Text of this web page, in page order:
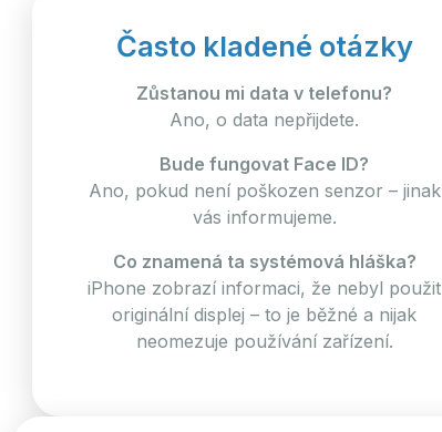
Často kladené otázky
Zůstanou mi data v telefonu?
Ano, o data nepřijdete.
Bude fungovat Face ID?
Ano, pokud není poškozen senzor – jinak
vás informujeme.
Co znamená ta systémová hláška?
iPhone zobrazí informaci, že nebyl použit
originální displej – to je běžné a nijak
neomezuje používání zařízení.